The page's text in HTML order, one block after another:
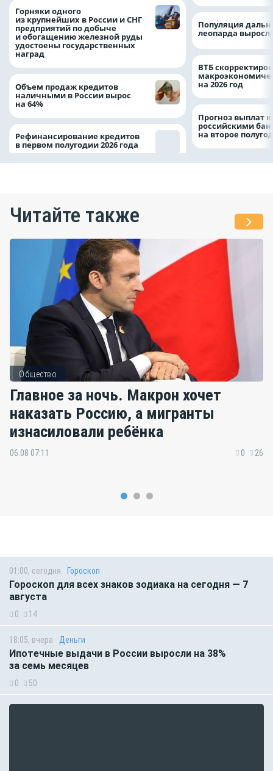
Горняки одного
из крупнейших в России и СНГ
предприятий по добыче
и обогащению железной руды
удостоены государственных
наград
Объем продаж кредитов
наличными в России вырос
на 64%
Рефинансирование кредитов
в первом полугодии 2026 года
Популяция
леопарда
ВТБ
на 2026 год
Прогноз выплат
российскими
на второе
Читайте также
Общество
Главное за ночь. Макрон хочет
наказать Россию, а мигранты
изнасиловали ребёнка
06.08 07:11 0 26
01:00, сегодня Гороскоп
Гороскоп для всех знаков зодиака на сегодня — 7
августа
0 14
18:05, вчера Деньги
Ипотечные выдачи в России выросли на 38%
за семь месяцев
0 50